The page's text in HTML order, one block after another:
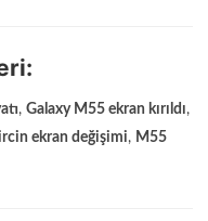
, Galaxy M55 ekran kırıldı,
ekran değişimi, M55